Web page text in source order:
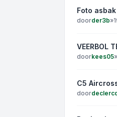
Foto
doorder3b»
VEERBOL
doorkees05»
C5
door